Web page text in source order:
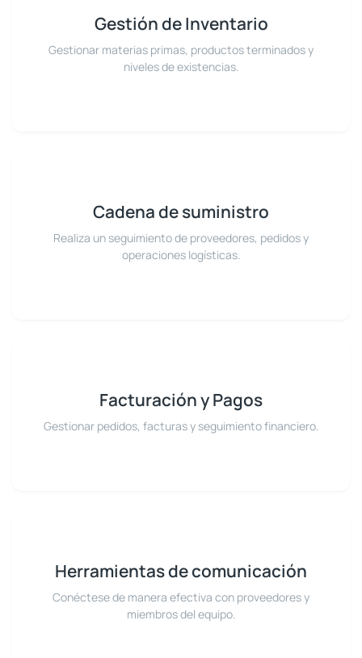
Gestión de Inventario
Gestionar materias primas, productos terminados y
niveles de existencias.
Cadena de suministro
Realiza un seguimiento de proveedores, pedidos y
operaciones logísticas.
Facturación y Pagos
Gestionar pedidos, facturas y seguimiento financiero.
Herramientas de comunicación
Conéctese de manera efectiva con proveedores y
miembros del equipo.